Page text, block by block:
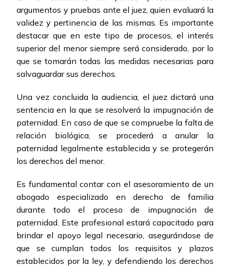
argumentos y pruebas ante el juez, quien evaluará la
validez y pertinencia de las mismas. Es importante
destacar que en este tipo de procesos, el interés
superior del menor siempre será considerado, por lo
que se tomarán todas las medidas necesarias para
salvaguardar sus derechos.
Una vez concluida la audiencia, el juez dictará una
sentencia en la que se resolverá la impugnación de
paternidad. En caso de que se compruebe la falta de
relación biológica, se procederá a anular la
paternidad legalmente establecida y se protegerán
los derechos del menor.
Es fundamental contar con el asesoramiento de un
abogado especializado en derecho de familia
durante todo el proceso de impugnación de
paternidad. Este profesional estará capacitado para
brindar el apoyo legal necesario, asegurándose de
que se cumplan todos los requisitos y plazos
establecidos por la ley, y defendiendo los derechos